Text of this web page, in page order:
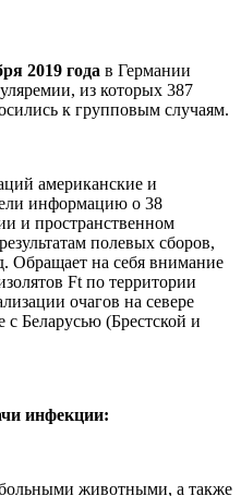
2019 года в Германии
из которых 387
к групповым случаям.
американские и
информацию о 38
и пространственном
полевых сборов,
Обращает на себя внимание
Ft по территории
очагов на севере
с Беларусью (Брестской и
инфекции:
животными, а также